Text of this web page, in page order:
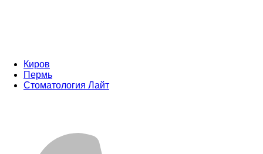
Киров
Пермь
Стоматология Лайт